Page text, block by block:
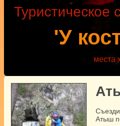
'У
Туристическое
места
Атыш